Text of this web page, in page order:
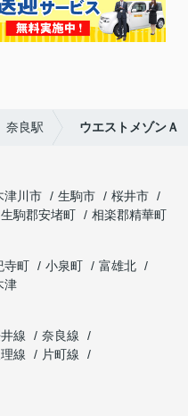
奈良駅 ウエストメゾンＡ
津川市 生駒市
桜井市
生駒郡安堵町
相楽郡精華町
寺町 小泉町
富雄北
津
線
奈良線
線
片町線